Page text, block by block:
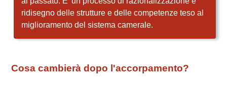
ridisegno delle strutture e delle competenze teso al
miglioramento del sistema camerale.
Cosa cambierà dopo l'accorpamento?